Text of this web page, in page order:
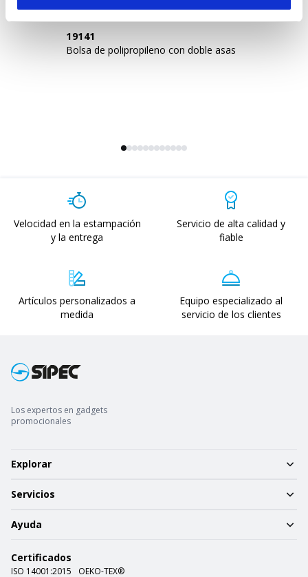
19141
Bolsa de polipropileno con doble asas
Velocidad en la estampación
y la entrega
Servicio de alta calidad y
fiable
Artículos personalizados a
medida
Equipo especializado al
servicio de los clientes
Los expertos en gadgets
promocionales
Explorar
Servicios
Ayuda
Certificados
ISO 14001:2015 OEKO-TEX®